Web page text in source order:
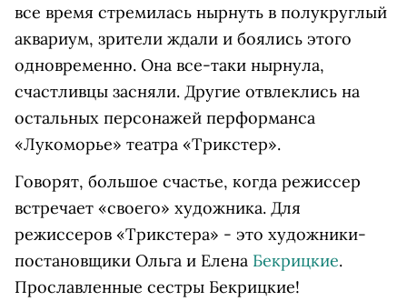
все время стремилась нырнуть в полукруглый
аквариум, зрители ждали и боялись этого
одновременно. Она все-таки нырнула,
счастливцы засняли. Другие отвлеклись на
остальных персонажей перформанса
«Лукоморье» театра «Трикстер».
Говорят, большое счастье, когда режиссер
встречает «своего» художника. Для
режиссеров «Трикстера» - это художники-
постановщики Ольга и Елена Бекрицкие.
Прославленные сестры Бекрицкие!